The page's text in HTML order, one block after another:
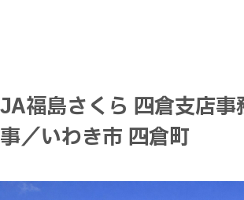
JA福島さくら 四倉支店事
事／いわき市 四倉町